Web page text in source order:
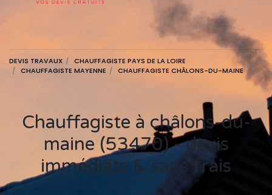
DEVIS TRAVAUX
CHAUFFAGISTE PAYS DE LA LOIRE
CHAUFFAGISTE MAYENNE
CHAUFFAGISTE CHÂLONS-DU-MAINE
Chauffagiste à châlons-du-
maine (53470) - devis
immédiats & sans frais